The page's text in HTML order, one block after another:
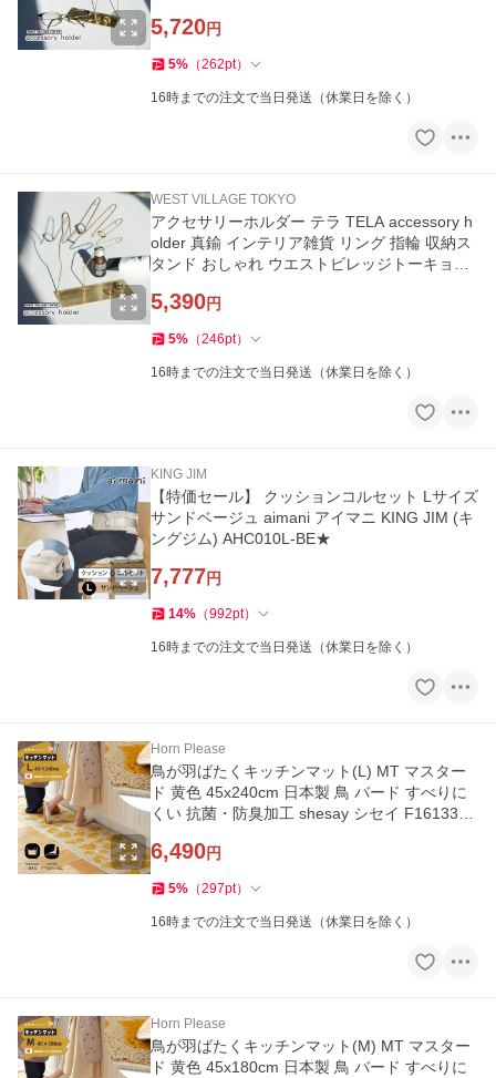
5,720円
5% （262pt）
16時までの注文で当日発送（休業日を除く）
WEST VILLAGE TOKYO
アクセサリーホルダー テラ TELA accessory h
older 真鍮 インテリア雑貨 リング 指輪 収納ス
タンド おしゃれ ウエストビレッジトーキョー
5,390円
5% （246pt）
16時までの注文で当日発送（休業日を除く）
KING JIM
【特価セール】 クッションコルセット Lサイズ
サンドベージュ aimani アイマニ KING JIM (キ
ングジム) AHC010L-BE★
7,777円
14% （992pt）
16時までの注文で当日発送（休業日を除く）
Horn Please
鳥が羽ばたくキッチンマット(L) MT マスター
ド 黄色 45x240cm 日本製 鳥 バード すべりに
くい 抗菌・防臭加工 shesay シセイ F161338
6,490円
5% （297pt）
16時までの注文で当日発送（休業日を除く）
Horn Please
鳥が羽ばたくキッチンマット(M) MT マスター
ド 黄色 45x180cm 日本製 鳥 バード すべりに